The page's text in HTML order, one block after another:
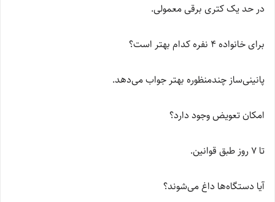
در حد یک کتری برقی معمولی.
برای خانواده ۴ نفره کدام بهتر است؟
پانینی‌ساز چندمنظوره بهتر جواب می‌دهد.
امکان تعویض وجود دارد؟
تا ۷ روز طبق قوانین.
آیا دستگاه‌ها داغ می‌شوند؟